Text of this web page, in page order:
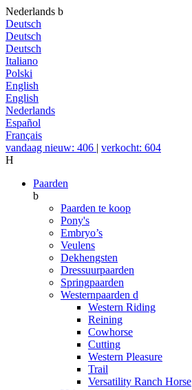
Nederlands b
Deutsch
Deutsch
Deutsch
Italiano
Polski
English
English
Nederlands
Español
Français
vandaag nieuw: 406 | verkocht: 604
H
Paarden
b
Paarden te koop
Pony's
Embryo’s
Veulens
Dekhengsten
Dressuurpaarden
Springpaarden
Westernpaarden d
Western Riding
Reining
Cowhorse
Cutting
Western Pleasure
Trail
Versatility Ranch Horse